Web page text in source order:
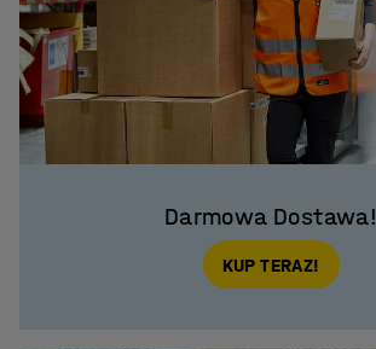
Darmowa Dostawa!
KUP TERAZ!